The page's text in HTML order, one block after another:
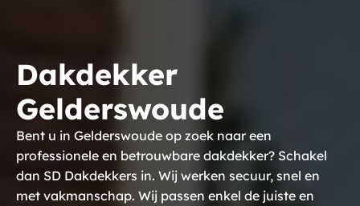
Dakdekker
Gelderswoude
Bent u in Gelderswoude op zoek naar een
professionele en betrouwbare dakdekker? Schakel
dan SD Dakdekkers in. Wij werken secuur, snel en
met vakmanschap. Wij passen enkel de juiste en